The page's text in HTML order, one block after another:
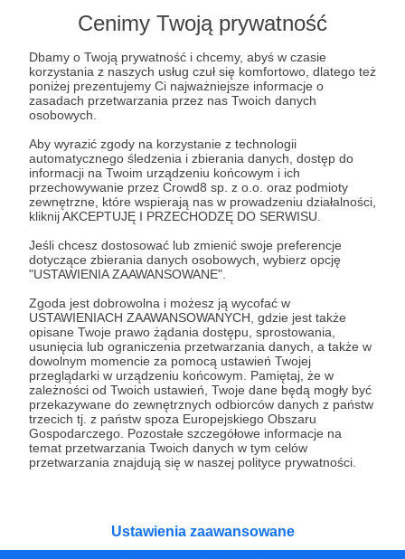
Cenimy Twoją prywatność
Dbamy o Twoją prywatność i chcemy, abyś w czasie
korzystania z naszych usług czuł się komfortowo, dlatego też
poniżej prezentujemy Ci najważniejsze informacje o
zasadach przetwarzania przez nas Twoich danych
osobowych.
Aby wyrazić zgody na korzystanie z technologii
automatycznego śledzenia i zbierania danych, dostęp do
informacji na Twoim urządzeniu końcowym i ich
przechowywanie przez Crowd8 sp. z o.o. oraz podmioty
zewnętrzne, które wspierają nas w prowadzeniu działalności,
kliknij AKCEPTUJĘ I PRZECHODZĘ DO SERWISU.
Jeśli chcesz dostosować lub zmienić swoje preferencje
dotyczące zbierania danych osobowych, wybierz opcję
"USTAWIENIA ZAAWANSOWANE".
Zgoda jest dobrowolna i możesz ją wycofać w
USTAWIENIACH ZAAWANSOWANYCH, gdzie jest także
opisane Twoje prawo żądania dostępu, sprostowania,
usunięcia lub ograniczenia przetwarzania danych, a także w
dowolnym momencie za pomocą ustawień Twojej
przeglądarki w urządzeniu końcowym. Pamiętaj, że w
zależności od Twoich ustawień, Twoje dane będą mogły być
przekazywane do zewnętrznych odbiorców danych z państw
trzecich tj. z państw spoza Europejskiego Obszaru
Gospodarczego. Pozostałe szczegółowe informacje na
temat przetwarzania Twoich danych w tym celów
przetwarzania znajdują się w naszej polityce prywatności.
Ustawienia zaawansowane
wyrażenia sprzeciwu wobec przetwarzania Twoich danych
osobowych. Rejestracja dla osób niepełnoletnich możliwa
jest po przekazaniu podpisanego formularza "Zgodna na
założenie konta przez osobę niepełnoletnią", formularz
dostępny jest na stronie regulaminu Patronite.pl.
* Zapoznałem się i akceptujęRegulaminserwisu oraz
* Wyrażam zgodę na przetwarzanie moich danych
osobowych podanych w formularzu rejestracyjnym w celu
prawidłowego świadczenia usług serwisu Patronite.
Wyrażam zgodę na otrzymywanie drogą elektroniczną
informacji handlowych - newslettera. Opcja ta może zostać
zmieniona w ustawieniach konta.